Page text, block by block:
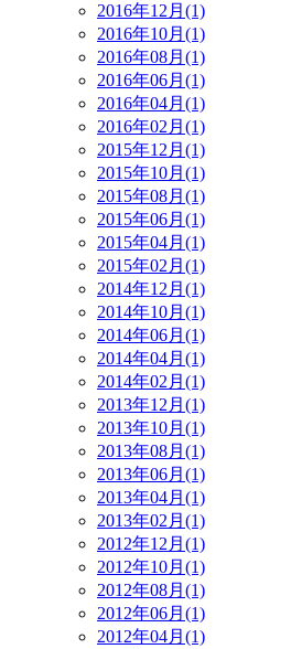
2016年12月(1)
2016年10月(1)
2016年08月(1)
2016年06月(1)
2016年04月(1)
2016年02月(1)
2015年12月(1)
2015年10月(1)
2015年08月(1)
2015年06月(1)
2015年04月(1)
2015年02月(1)
2014年12月(1)
2014年10月(1)
2014年06月(1)
2014年04月(1)
2014年02月(1)
2013年12月(1)
2013年10月(1)
2013年08月(1)
2013年06月(1)
2013年04月(1)
2013年02月(1)
2012年12月(1)
2012年10月(1)
2012年08月(1)
2012年06月(1)
2012年04月(1)